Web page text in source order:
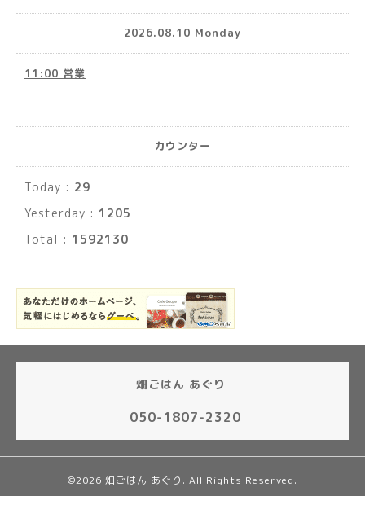
2026.08.10 Monday
11:00 営業
カウンター
Today : 29
Yesterday : 1205
Total : 1592130
畑ごはん あぐり
050-1807-2320
©2026 畑ごはん あぐり . All Rights Reserved.